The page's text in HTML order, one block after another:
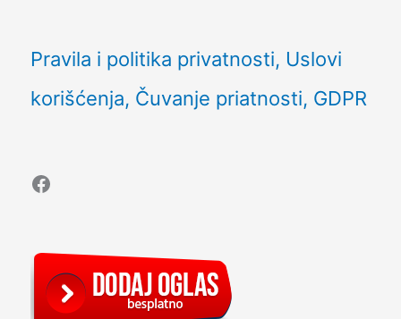
Pravila i politika privatnosti, Uslovi
korišćenja, Čuvanje priatnosti, GDPR